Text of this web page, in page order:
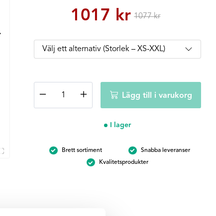
1017 kr 1077kr
−
Boxertrosa
med
Pack
+ Lägg till i varukorg
I lager
Brett sortiment Snabba leveranser
Kvalitetsprodukter